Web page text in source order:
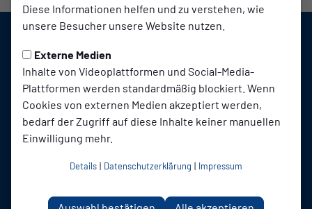
Diese Informationen helfen und zu verstehen, wie
unsere Besucher unsere Website nutzen.
Externe Medien
Inhalte von Videoplattformen und Social-Media-
Plattformen werden standardmäßig blockiert. Wenn
Cookies von externen Medien akzeptiert werden,
bedarf der Zugriff auf diese Inhalte keiner manuellen
Einwilligung mehr.
Details | Datenschutzerklärung | Impressum
SC TuB Mussum 1926 auf Social Media folgen